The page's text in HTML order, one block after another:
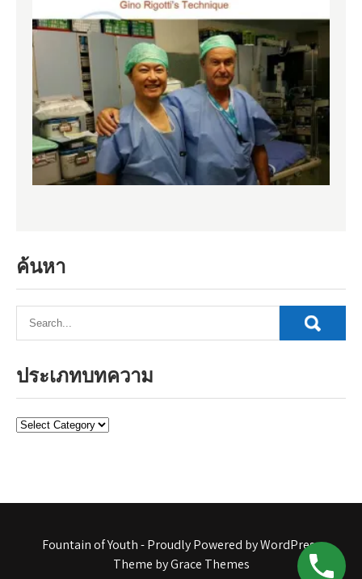
ค้นหา
ประเภทบทความ
ประเภท
Fountain of Youth - Proudly Powered by WordPress
Theme by Grace Themes